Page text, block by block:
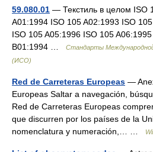
59.080.01 — Текстиль в целом ISO
A01:1994 ISO 105 A02:1993 ISO
ISO 105 A05:1996 ISO 105
B01:1994 …
Стандарты
(ИСО)
Red de Carreteras Europeas —
Europeas Saltar a navegación,
Red de Carreteras Europeas
que discurren por los países de la
nomenclatura y numeración,… …